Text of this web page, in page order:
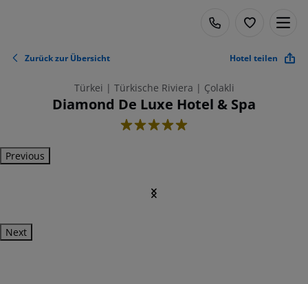
Zurück zur Übersicht Hotel teilen
Türkei | Türkische Riviera | Çolakli
Diamond De Luxe Hotel & Spa
5
Previous
Next